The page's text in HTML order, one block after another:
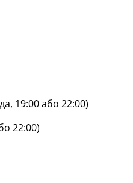
19:00 або 22:00)
22:00)